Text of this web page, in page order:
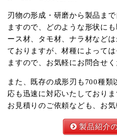
刃物の形成・研磨から製品ま
ますので、どのような形状に
ース材、タモ材、ナラ材など
ておりますが、材種によって
ますので、お気軽にお問合せく
また、既存の成形刃も700種
応も迅速に対応いたしておりま
お見積りのご依頼なども、お気
製品紹介